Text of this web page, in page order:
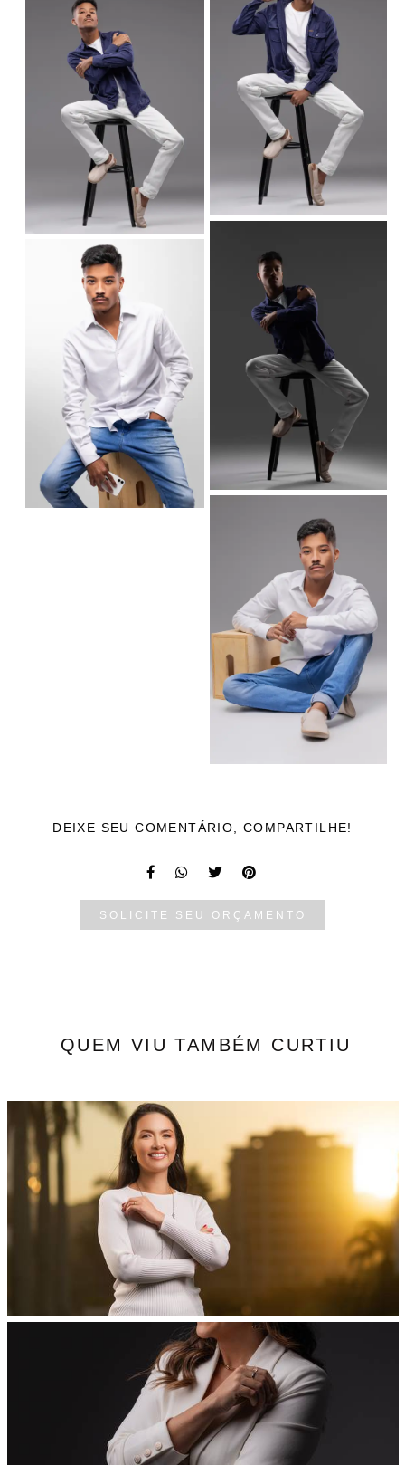
DEIXE SEU COMENTÁRIO, COMPARTILHE!
SOLICITE SEU ORÇAMENTO
QUEM VIU TAMBÉM CURTIU